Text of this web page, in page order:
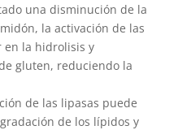
una disminución de la
la activación de las
en la hidrolisis y
gluten, reduciendo la
de las lipasas puede
de los lípidos y